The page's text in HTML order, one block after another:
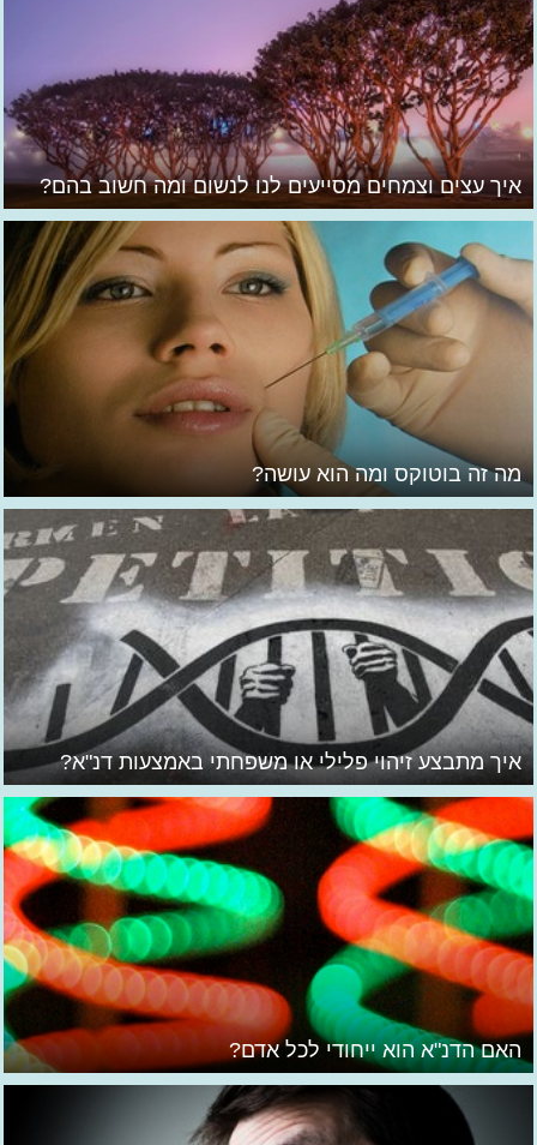
איך עצים וצמחים מסייעים לנו לנשום ומה חשוב בהם?
מה זה בוטוקס ומה הוא עושה?
איך מתבצע זיהוי פלילי או משפחתי באמצעות דנ"א?
האם הדנ"א הוא ייחודי לכל אדם?